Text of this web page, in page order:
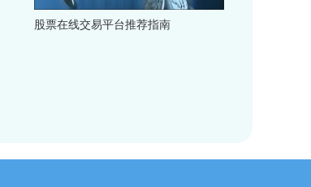
股票在线交易平台推荐指南